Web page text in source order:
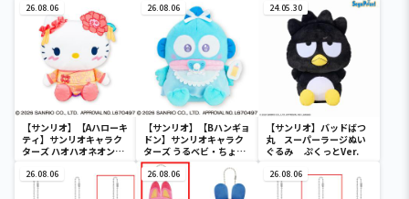
SOFVIMATES～マイメロ
ディ マーメイドver. ～
26.08.06
【サンリオ】【Aハローキ
ティ】サンリオキャラク
ターズ ハオハオネオンタ
26.08.06
【サンリオ】【Bハンギョ
ドン】サンリオキャラク
ターズ うるベビ・ちょい
デカドール
24.05.30
【サンリオ】バッドばつ
丸 スーパーラージぬい
ぐるみ ぷくっとVer.
26.08.06 26.08.06 26.08.06